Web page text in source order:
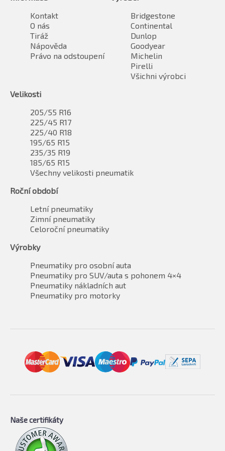
Kontakt
O nás
Tiráž
Nápověda
Právo na odstoupení
Bridgestone
Continental
Dunlop
Goodyear
Michelin
Pirelli
Všichni výrobci
Velikosti
205/55 R16
225/45 R17
225/40 R18
195/65 R15
235/35 R19
185/65 R15
Všechny velikosti pneumatik
Roční období
Letní pneumatiky
Zimní pneumatiky
Celoroční pneumatiky
Výrobky
Pneumatiky pro osobní auta
Pneumatiky pro SUV/auta s pohonem 4×4
Pneumatiky nákladních aut
Pneumatiky pro motorky
Naše certifikáty